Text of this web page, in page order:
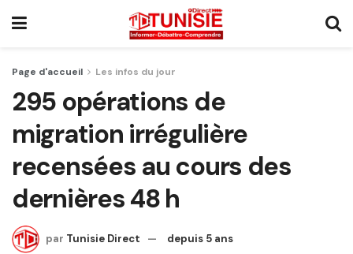
Page d'accueil Les infos du jour
295 opérations de
migration irrégulière
recensées au cours des
dernières 48 h
par Tunisie Direct depuis 5 ans